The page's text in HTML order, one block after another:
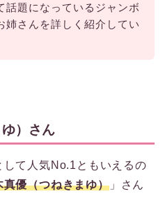
話題になっているジャンボ
姉さんを詳しく紹介してい
）さん
て人気No.1ともいえるの
真優（つねきまゆ）」さん